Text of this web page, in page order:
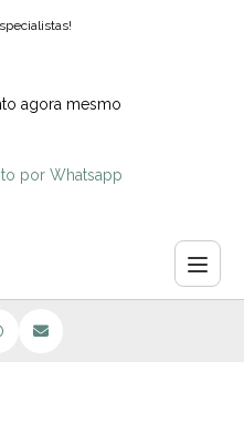
agora mesmo
por Whatsapp